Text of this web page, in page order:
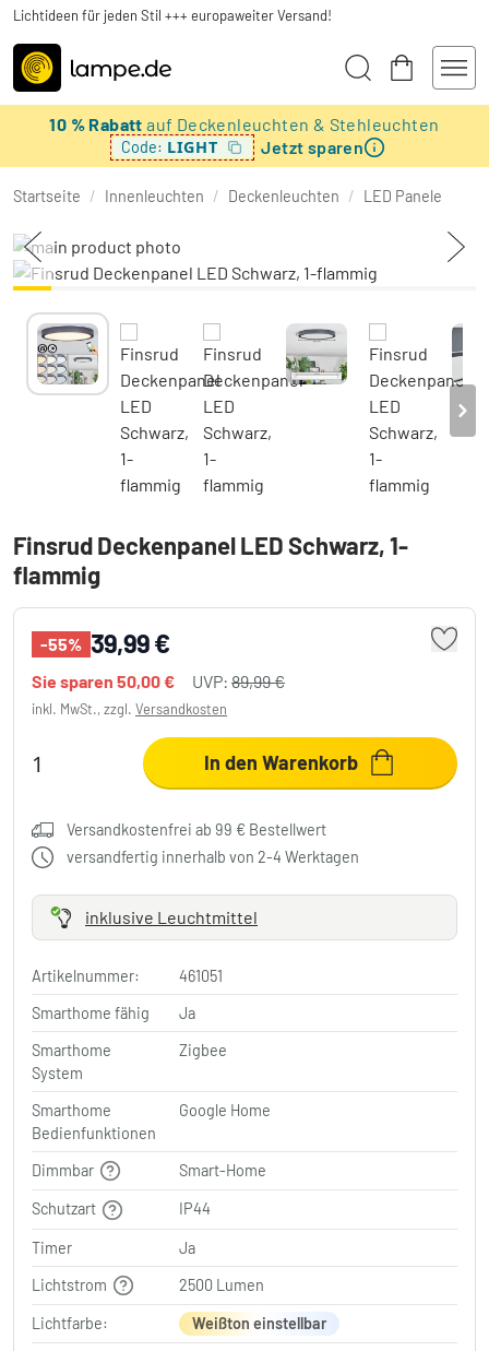
Lichtideen für jeden Stil +++ europaweiter Versand!
10 % Rabattauf Deckenleuchten & Stehleuchten
Code: LIGHT Jetzt sparen
Startseite / Innenleuchten / Deckenleuchten / LED Panele
Finsrud Deckenpanel LED Schwarz, 1-
flammig
-55% 39,99 €
Sie sparen 50,00 € UVP: 89,99 €
inkl. MwSt., zzgl. Versandkosten
In den Warenkorb
Versandkostenfrei ab 99 € Bestellwert
versandfertig innerhalb von 2-4 Werktagen
inklusive Leuchtmittel
Artikelnummer:
461051
Smarthome fähig
Ja
Smarthome
System
Zigbee
Smarthome
Bedienfunktionen
Google Home
Dimmbar Smart-Home
Schutzart IP44
Timer
Ja
Lichtstrom
2500 Lumen
Lichtfarbe: Weißton einstellbar